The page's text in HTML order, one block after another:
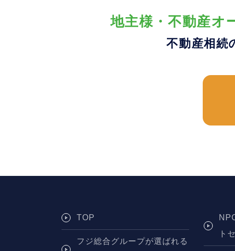
地主様・不動産オ
不動産相続
TOP
フジ総合グループが選ばれる
ト